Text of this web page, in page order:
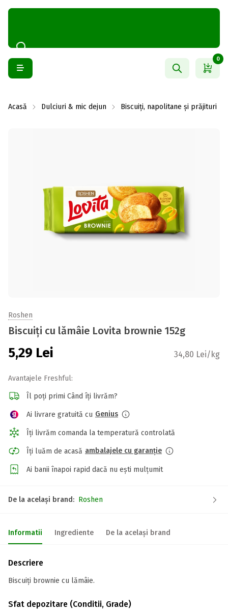
0
Acasă Dulciuri & mic dejun Biscuiți, napolitane și prăjituri
Roshen
Biscuiți cu lămâie Lovita brownie 152g
5,29 Lei 34,80 Lei/kg
Avantajele Freshful:
Îl poți primi Când îți livrăm?
Ai livrare gratuită cu Genius
Îți livrăm comanda la temperatură controlată
Îți luăm de acasă ambalajele cu garanție
Ai banii înapoi rapid dacă nu ești mulțumit
De la același brand: Roshen
Informatii Ingrediente De la același brand
Descriere
Biscuiți brownie cu lămâie.
Sfat depozitare (Conditii, Grade)